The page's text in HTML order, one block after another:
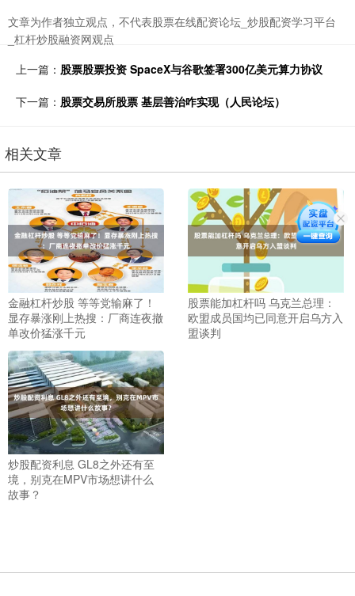
文章为作者独立观点，不代表股票在线配资论坛_炒股配资学习平台
_杠杆炒股融资网观点
上一篇： 股票股票投资 SpaceX与谷歌签署300亿美元算力协议
下一篇： 股票交易所股票 基层善治咋实现（人民论坛）
相关文章
金融杠杆炒股 等等党输麻了！
显存暴涨刚上热搜：厂商连夜撤
单改价猛涨千元
股票能加杠杆吗 乌克兰总理：
欧盟成员国均已同意开启乌方入
盟谈判
炒股配资利息 GL8之外还有至
境，别克在MPV市场想讲什么
故事？